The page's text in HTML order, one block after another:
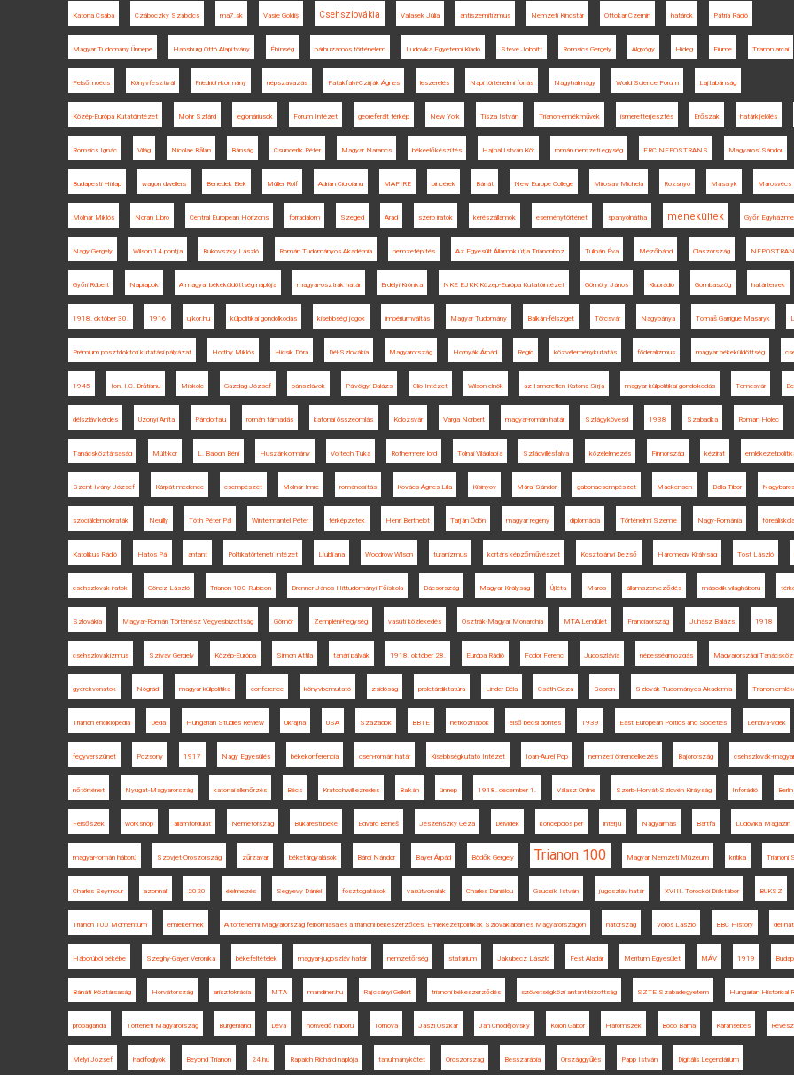
Katona Csaba Czáboczky Szabolcs ma7.sk Vasile Goldiș Csehszlovákia Vallasek Júlia antiszemitizmus Nemzeti Kincstár Ottokar Czernin határok Pátria Rádió
Magyar Tudomány Ünnepe Habsburg Ottó Alapítvány Éhínség párhuzamos történelem Ludovika Egyetemi Kiadó Steve Jobbitt Romsics Gergely Algyógy Hideg Fiume Trianon arcai
Felsőmoécs Könyvfesztivál Friedrich-kormány népszavazás Patakfalvi-Czirják Ágnes leszerelés Napi történelmi forrás Nagyhalmágy World Science Forum Lajtabánság
Közép-Európa Kutatóintézet Mohr Szilárd legionáriusok Fórum Intézet georeferált térkép New York Tisza István Trianon-emlékművek ismeretterjesztés Erőszak határkijelölés
Romsics Ignác Világ Nicolae Bălan Bánság Csunderlik Péter Magyar Narancs békeelőkészítés Hajnal István Kör román nemzeti egység ERC NEPOSTRANS Magyarosi Sándor
Budapesti Hírlap wagon dwellers Benedek Elek Müller Rolf Adrian Cioroianu MAPIRE pincérek Bánát New Europe College Miroslav Michela Rozsnyó Masaryk Marosvécs
Molnár Miklós Noran Libro Central European Horizons forradalom Szeged Arad szerb iratok kérészállamok eseménytörténet spanyolnátha menekültek Győri
Nagy Gergely Wilson 14 pontja Bukovszky László Román Tudományos Akadémia nemzetépítés Az Egyesült Államok útja Trianonhoz Tulipán Éva Mezőbánd Olaszország
Győri Róbert Napilapok A magyar békeküldöttség naplója magyar-osztrák határ Erdélyi Krónika NKE EJKK Közép-Európa Kutatóintézet Gömöry János Klubrádió Gombaszög határtervek
1918. október 30. 1916 ujkor.hu külpolitikai gondolkodás kisebbségi jogok impériumváltás Magyar Tudomány Balkán-félsziget Törcsvár Nagybánya Tomáš Garrigue Masaryk
Prémium posztdoktori kutatási pályázat Horthy Miklós Hicsik Dóra Dél-Szlovákia Magyarország Hornyák Árpád Regio közvéleménykutatás föderalizmus magyar békeküldöttség
1945 Ion. I.C. Brătianu Miskolc Gazdag József pánszlávok Pálvölgyi Balázs Clio Intézet Wilson elnök az Ismeretlen Katona Sírja magyar külpolitikai gondolkodás Temesvár
délszláv kérdés Uzonyi Anita Pándorfalu román támadás katonai összeomlás Kolozsvár Varga Norbert magyar-román határ Szilágykövesd 1938 Szabadka Roman Holec
Tanácsköztársaság Múlt-kor L. Balogh Béni Huszár-kormány Vojtech Tuka Rothermere lord Tolnai Világlapja Szilágyillésfalva közélelmezés Finnország kézirat
Szent-Ivány József Kárpát-medence csempészet Molnár Imre románosítás Kovács Ágnes Lilla Kisinyov Márai Sándor gabonacsempészet Mackensen Balla Tibor
szociáldemokraták Neuilly Tóth Péter Pál Wintermantel Péter térképzetek Henri Berthelot Tarján Ödön magyar regény diplomácia Történelmi Szemle Nagy-Románia főreáliskola
Katolikus Rádió Hatos Pál antant Politikatörténeti Intézet Ljubljana Woodrow Wilson turanizmus kortárs képzőművészet Kosztolányi Dezső Háromegy Királyság Tost László
csehszlovák iratok Göncz László Trianon 100 Rubicon Brenner János Hittudományi Főiskola Bácsország Magyar Királyság Újléta Maros államszerveződés második világháború
Szlovákia Magyar-Román Történész Vegyesbizottság Gömör Zempléni-hegység vasúti közlekedés Osztrák-Magyar Monarchia MTA Lendület Franciaország Juhász Balázs 1918
csehszlovakizmus Szilvay Gergely Közép-Európa Simon Attila tanári pályák 1918. október 28. Európa Rádió Fodor Ferenc Jugoszlávia népességmozgás Magyarországi
gyerekvonatok Nógrád magyar külpolitika conference könyvbemutató zsidóság proletárdiktatúra Linder Béla Csáth Géza Sopron Szlovák Tudományos Akadémia Trianon
Trianon enciklopédia Déda Hungarian Studies Review Ukrajna USA Századok BBTE hétköznapok első bécsi döntés 1939 East European Politics and Societies Lendva-vidék
fegyverszünet Pozsony 1917 Nagy Egyesülés békekonferencia cseh-román határ Kisebbségkutató Intézet Ioan-Aurel Pop nemzeti önrendelkezés Bajorország csehszlovák-
nőtörténet Nyugat-Magyarország katonai ellenőrzés Bécs Kratochwill ezredes Balkán ünnep 1918. december 1. Válasz Online Szerb-Horvát-Szlovén Királyság Inforádió Berlin
Felsőszék workshop államfordulat Németország Bukaresti béke Edvard Beneš Jeszenszky Géza Délvidék koncepciós per interjú Nagyalmás Bártfa Ludovika Magazin
magyar-román háború Szovjet-Oroszország zűrzavar béketárgyalások Bárdi Nándor Bayer Árpád Bödők Gergely Trianon 100 Magyar Nemzeti Múzeum kritika Trianoni
Charles Seymour azonnali 2020 élelmezés Segyevy Dániel fosztogatások vasútvonalak Charles Daniélou Gaucsík István jugoszláv határ XVIII. Torockói Diáktábor BUKSZ
Trianon 100 Momentum emlékérmék A történelmi Magyarország felbomlása és a trianoni békeszerződés. Emlékezetpolitikák Szlovákiában és Magyarországon hátország Vörös László BBC History déli
Háborúból békébe Szeghy-Gayer Veronika békefeltételek magyar-jugoszláv határ nemzetőrség statárium Jakubecz László Fest Aladár Meritum Egyesület MÁV 1919
Bánáti Köztársaság Horvátország arisztokrácia MTA mandiner.hu Rajcsányi Gellért trianoni békeszerződés szövetségközi antant-bizottság SZTE Szabadegyetem Hungarian Historical
propaganda Történeti Magyarország Burgenland Déva honvédő háború Tornova Jászi Oszkár Jan Chodějovský Koloh Gábor Háromszék Bodó Barna Karánsebes
Mélyi József hadifoglyok Beyond Trianon 24.hu Rapaich Richárd naplója tanulmánykötet Oroszország Besszarábia Országgyűlés Papp István Digitális Legendárium